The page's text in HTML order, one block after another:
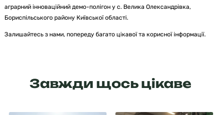
аграрний інноваційний демо-полігон у с. Велика Олександрівка,
Бориспільського району Київської області.
Залишайтесь з нами, попереду багато цікавої та корисної інформації.
Завжди щось цікаве